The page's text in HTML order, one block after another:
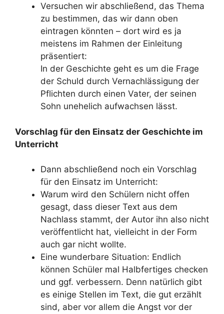
Versuchen wir abschließend, das Thema
zu bestimmen, das wir dann oben
eintragen könnten – dort wird es ja
meistens im Rahmen der Einleitung
präsentiert:
In der Geschichte geht es um die Frage
der Schuld durch Vernachlässigung der
Pflichten durch einen Vater, der seinen
Sohn unehelich aufwachsen lässt.
Vorschlag für den Einsatz der Geschichte im
Unterricht
Dann abschließend noch ein Vorschlag
für den Einsatz im Unterricht:
Warum wird den Schülern nicht offen
gesagt, dass dieser Text aus dem
Nachlass stammt, der Autor ihn also nicht
veröffentlicht hat, vielleicht in der Form
auch gar nicht wollte.
Eine wunderbare Situation: Endlich
können Schüler mal Halbfertiges checken
und ggf. verbessern. Denn natürlich gibt
es einige Stellen im Text, die gut erzählt
sind, aber vor allem die Angst vor der